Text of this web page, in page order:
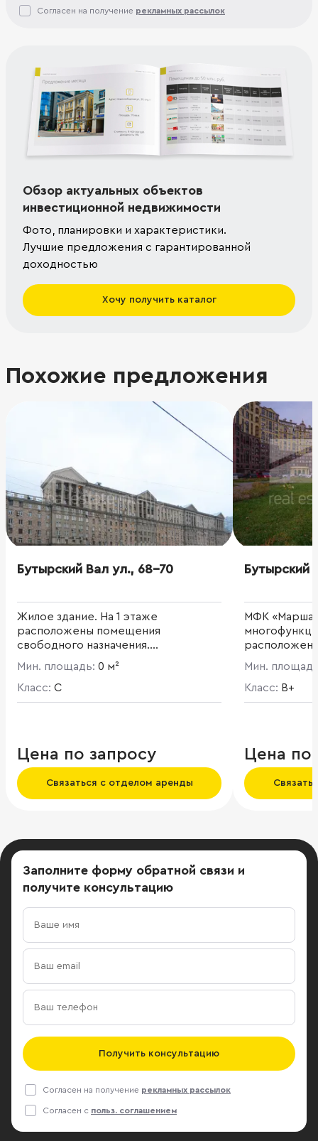
Согласен на получение рекламных рассылок
Обзор актуальных объектов
инвестиционной недвижимости
Фото, планировки и характеристики.
Лучшие предложения с гарантированной
доходностью
Хочу получить каталог
Похожие предложения
Бутырский Вал ул., 68-70
Жилое здание. На 1 этаже
расположены помещения
свободного назначения.
Установлены все необходимые
инженерные системы и
коммуникации. Высота потолков: 1
этаж - 3,26 м, 2 этаж - 2-3 м. Большие
Мин. площадь: 0 м²
Класс: C
Цена по запросу
Связаться с отделом аренды
Бутырский
МФК
архитектура.
Мин.
Класс: B+
Цена по
Заполните форму обратной связи и
получите консультацию
Получить консультацию
Согласен на получение рекламных рассылок
Согласен с польз. соглашением